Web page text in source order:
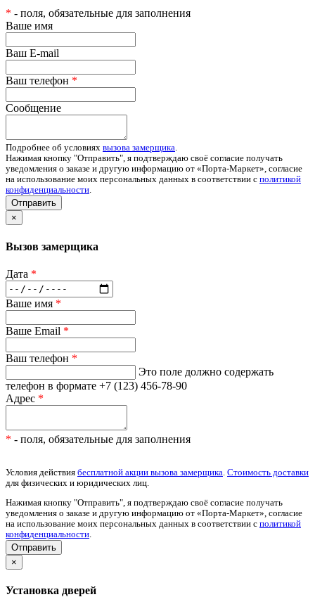
* - поля, обязательные для заполнения
Ваше имя
Ваш E-mail
Ваш телефон *
Сообщение
Подробнее об условиях вызова замерщика.
Нажимая кнопку "Отправить", я подтверждаю своё согласие получать
уведомления о заказе и другую информацию от «Порта-Маркет», согласие
на использование моих персональных данных в соответствии с политикой
конфиденциальности.
Отправить
×
Вызов замерщика
Дата *
Ваше имя *
Ваше Email *
Ваш телефон *
Это поле должно содержать
телефон в формате +7 (123) 456-78-90
Адрес *
* - поля, обязательные для заполнения
Условия действия бесплатной акции вызова замерщика Стоимость доставки
для физических и юридических лиц.
Нажимая кнопку "Отправить", я подтверждаю своё согласие получать
уведомления о заказе и другую информацию от «Порта-Маркет», согласие
на использование моих персональных данных в соответствии с политикой
конфиденциальности
×
Установка дверей